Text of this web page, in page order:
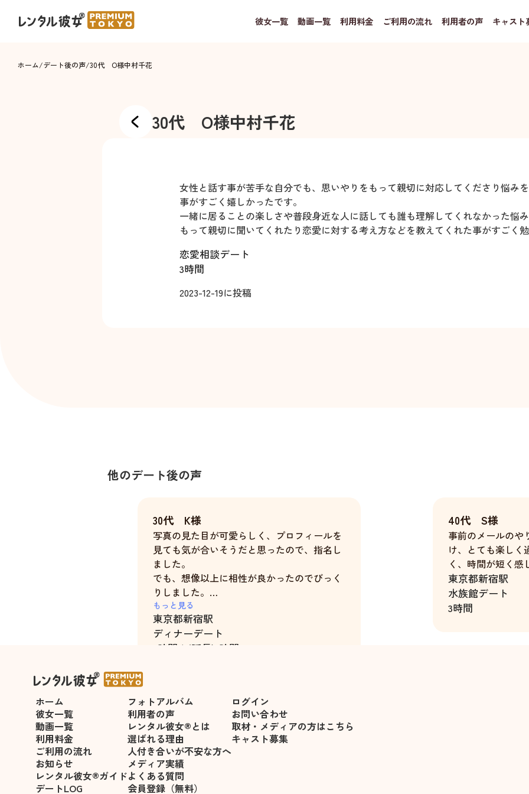
彼女一覧 動画一覧 利用料金 ご利用の流れ 利用者の声 キャスト
ホーム/デート後の声/30代 O様中村千花
30代 O様中村千花
女性と話す事が苦手な自分でも、思いやりをもって親切に対応してくださり悩み
事がすごく嬉しかったです。
一緒に居ることの楽しさや普段身近な人に話しても誰も理解してくれなかった悩
もって親切に聞いてくれたり恋愛に対する考え方などを教えてくれた事がすごく
恋愛相談デート
3時間
2023-12-19に投稿
他のデート後の声
30代 K様
写真の見た目が可愛らしく、プロフィールを
見ても気が合いそうだと思ったので、指名し
ました。
でも、想像以上に相性が良かったのでびっく
りしました。
話しやすくてついつい仕事の悩みとか、過去
の辛かった出来事とかを話してしまいました
が、真剣に聞いてくれて、すっきりしました
もっと見る
東京都新宿駅
ディナーデート
2時間＋(延長)1時間
40代 S様
事前のメールのや
け、とても楽しく
く、時間が短く感
東京都新宿駅
水族館デート
3時間
ホーム
彼女一覧
動画一覧
利用料金
ご利用の流れ
お知らせ
レンタル彼女®ガイド
デートLOG
フォトアルバム
利用者の声
レンタル彼女®とは
選ばれる理由
人付き合いが不安な方へ
メディア実績
よくある質問
会員登録（無料）
ログイン
お問い合わせ
取材・メディアの方はこちら
キャスト募集